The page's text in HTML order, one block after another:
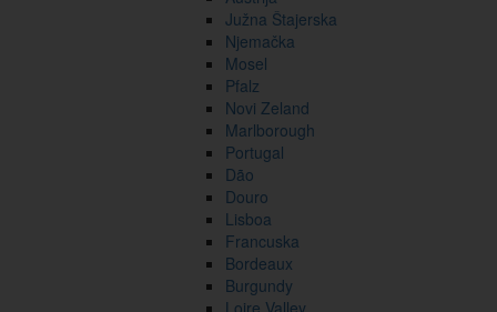
Južna Štajerska
Njemačka
Mosel
Pfalz
Novi Zeland
Marlborough
Portugal
Dão
Douro
Lisboa
Francuska
Bordeaux
Burgundy